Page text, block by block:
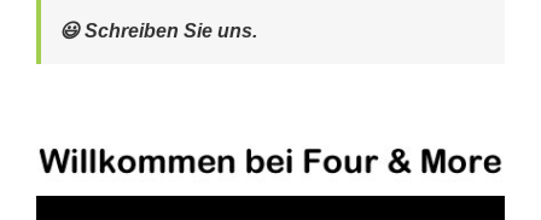
😃 Schreiben Sie uns.